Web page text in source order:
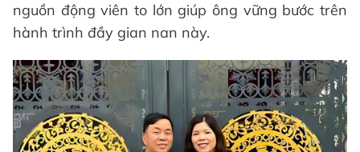
nguồn động viên to lớn giúp ông vững bước trên
hành trình đầy gian nan này.